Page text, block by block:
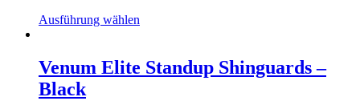
Ausführung wählen
Venum Elite Standup Shinguards –
Black